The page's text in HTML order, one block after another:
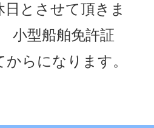
とさせて頂きま
小型船舶免許証
らになります。